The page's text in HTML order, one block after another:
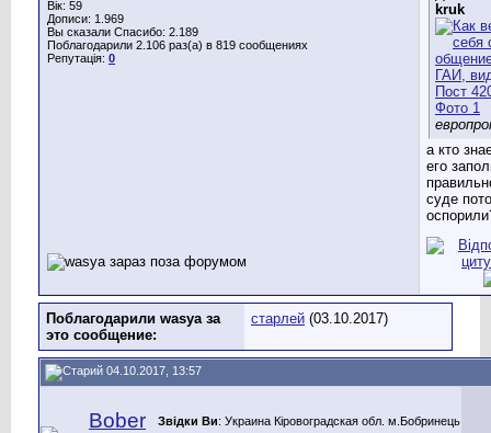
Вік: 59
Дописи: 1.969
Вы сказали Спасибо: 2.189
Поблагодарили 2.106 раз(а) в 819 сообщениях
Репутація: 0
kruk
а кто
его
суде
Поблагодарили wasya за
это сообщение:
старлей (03.10.2017)
04.10.2017, 13:57
Bober Звідки Ви: Украина Кіровоградская обл. м.Бобринець